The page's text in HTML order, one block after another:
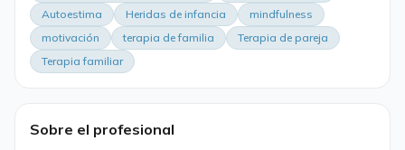
Autoestima
Heridas de infancia
mindfulness
motivación
terapia de familia
Terapia de pareja
Terapia familiar
Sobre el profesional